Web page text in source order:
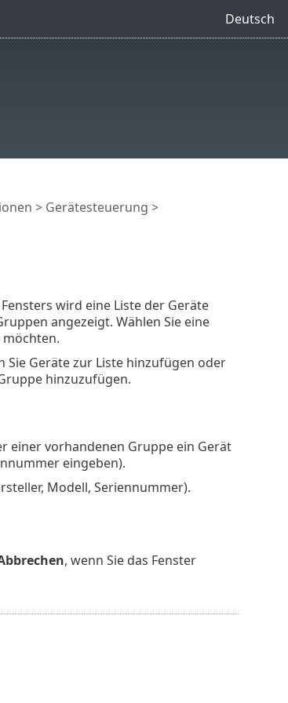
Deutsch
> Gerätesteuerung >
wird eine Liste der Geräte
angezeigt. Wählen Sie eine
möchten.
Sie Geräte zur Liste hinzufügen oder
hinzuzufügen.
einer vorhandenen Gruppe ein Gerät
eingeben).
Modell, Seriennummer).
, wenn Sie das Fenster